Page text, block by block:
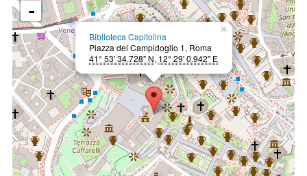
×
Biblioteca Capitolina
Piazza del Campidoglio 1, Roma
41° 53' 34.728" N, 12° 29' 0.942" E
-